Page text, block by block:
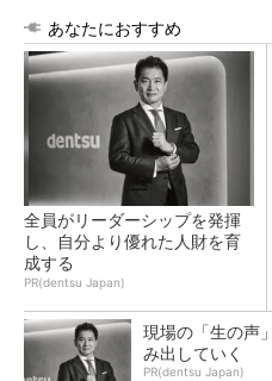
あなたにおすすめ
全員がリーダーシップを発揮
し、自分より優れた人財を育
成する
PR(dentsu Japan)
現場の「生の声
み出していく
PR(dentsu Japan)